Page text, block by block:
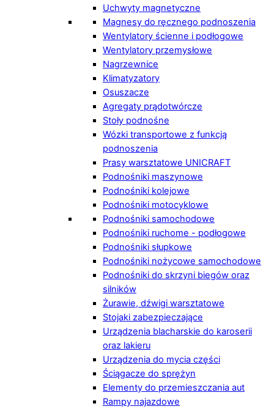
Uchwyty magnetyczne
Magnesy do ręcznego podnoszenia
Wentylatory ścienne i podłogowe
Wentylatory przemysłowe
Nagrzewnice
Klimatyzatory
Osuszacze
Agregaty prądotwórcze
Stoły podnośne
Wózki transportowe z funkcją
podnoszenia
Prasy warsztatowe UNICRAFT
Podnośniki maszynowe
Podnośniki kolejowe
Podnośniki motocyklowe
Podnośniki samochodowe
Podnośniki ruchome - podłogowe
Podnośniki słupkowe
Podnośniki nożycowe samochodowe
Podnośniki do skrzyni biegów oraz
silników
Żurawie, dźwigi warsztatowe
Stojaki zabezpieczające
Urządzenia blacharskie do karoserii
oraz lakieru
Urządzenia do mycia części
Ściągacze do sprężyn
Elementy do przemieszczania aut
Rampy najazdowe